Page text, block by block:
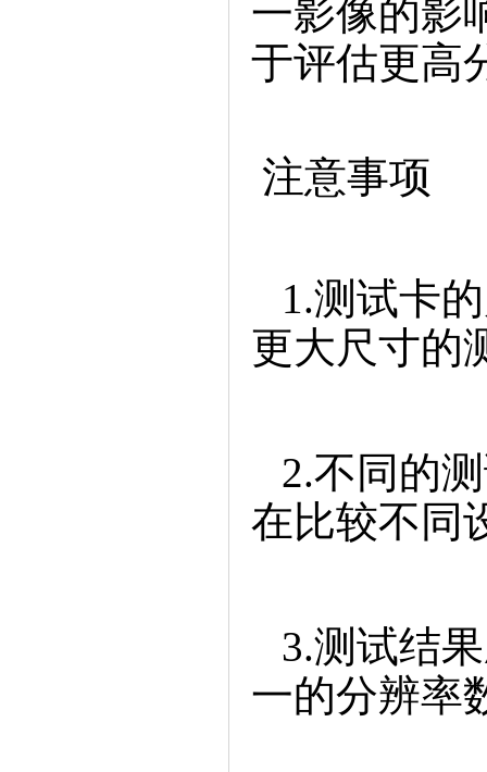
一影像的影
于评估更高
注意事项
1.测试卡
更大尺寸的
2.不同的
在比较不同
3.测试结
一的分辨率